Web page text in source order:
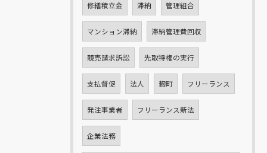
修繕積立金 滞納 管理組合
マンション滞納 滞納管理費回収
競売請求訴訟 先取特権の実行
支払督促 法人 麹町 フリーランス
発注事業者 フリーランス新法
企業法務